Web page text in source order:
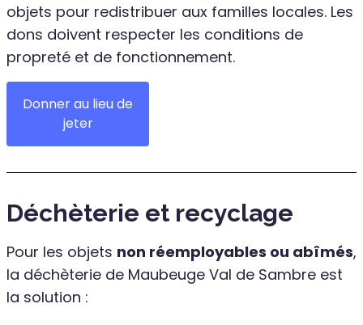
objets pour redistribuer aux familles locales. Les
dons doivent respecter les conditions de
propreté et de fonctionnement.
Donner au lieu de
jeter
Déchèterie et recyclage
Pour les objets non réemployables ou abîmés,
la déchèterie de Maubeuge Val de Sambre est
la solution :